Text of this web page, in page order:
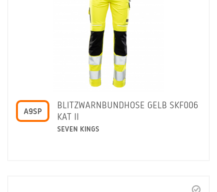
A9SP
BLITZWARNBUNDHOSE GELB SKF006
KAT II
SEVEN KINGS